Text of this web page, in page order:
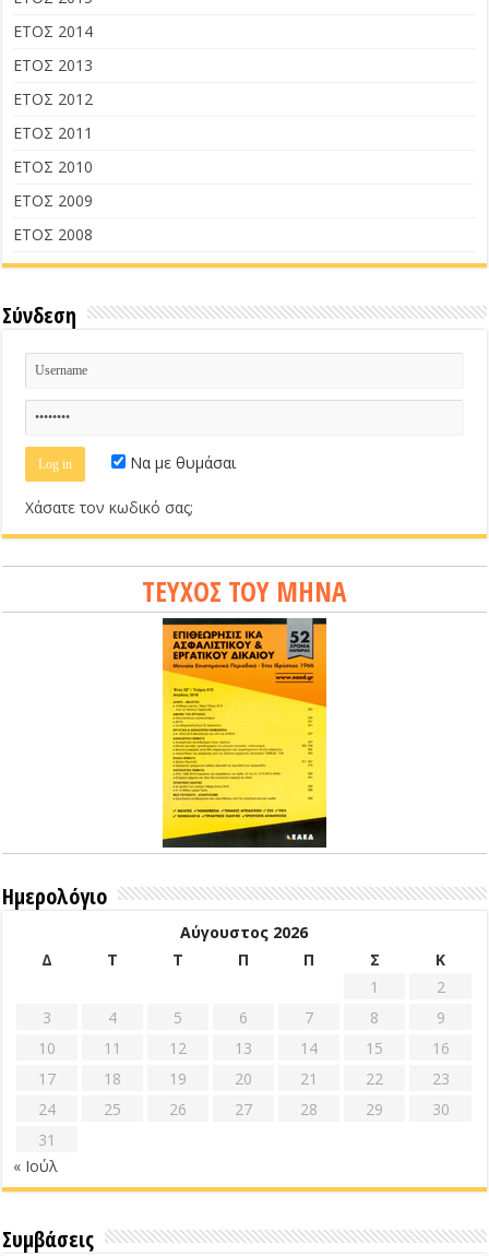
ΕΤΟΣ 2014
ΕΤΟΣ 2013
ΕΤΟΣ 2012
ΕΤΟΣ 2011
ΕΤΟΣ 2010
ΕΤΟΣ 2009
ΕΤΟΣ 2008
Σύνδεση
Να με θυμάσαι
Χάσατε τον κωδικό σας;
ΤΕΥΧΟΣ ΤΟΥ ΜΗΝΑ
Ημερολόγιο
Αύγουστος 2026
Δ
Τ Τ Π Π Σ
Κ
1
2
3
4 5 6 7 8
9
10
11 12 13 14 15
16
17
18 19 20 21 22
23
24
25 26 27 28 29
30
31
« Ιούλ
Συμβάσεις